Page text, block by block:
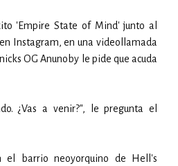
'Empire State of Mind' junto al
Instagram, en una videollamada
OG Anunoby le pide que acuda
¿Vas a venir?", le pregunta el
el barrio neoyorquino de Hell's